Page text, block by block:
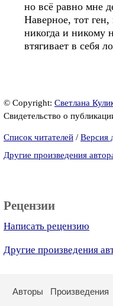
но всё равно мне
Наверное, тот
никогда и никому
втягивает в себя
© Copyright: Светлана
Свидетельство о
Список читателей / Версия
Другие произведения
Рецензии
Написать рецензию
Другие произведения
Авторы Произведения